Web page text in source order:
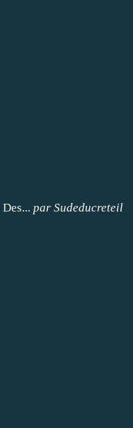
par Sudeducreteil